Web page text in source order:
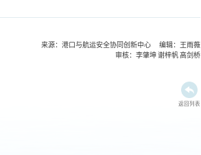
来源：港口与航运安全协同创新中心 编辑：王雨薇
审核：李肇坤 谢梓帆 高剑桥
返回列表